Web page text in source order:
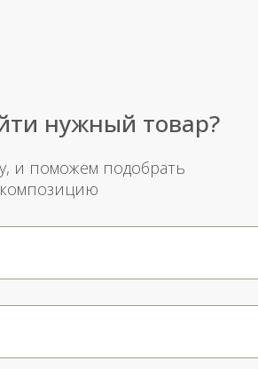
нужный товар?
и поможем подобрать